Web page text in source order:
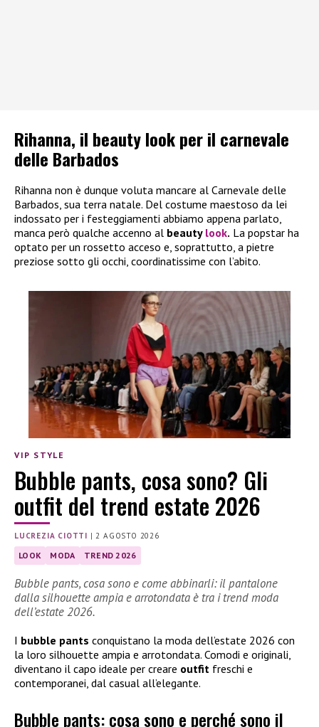
Rihanna, il beauty look per il carnevale
delle Barbados
Rihanna non è dunque voluta mancare al Carnevale delle
Barbados, sua terra natale. Del costume maestoso da lei
indossato per i festeggiamenti abbiamo appena parlato,
manca però qualche accenno al beauty look. La popstar ha
optato per un rossetto acceso e, soprattutto, a pietre
preziose sotto gli occhi, coordinatissime con l’abito.
VIP STYLE
Bubble pants, cosa sono? Gli
outfit del trend estate 2026
LUCREZIA CIOTTI | 2 AGOSTO 2026
LOOK MODA TREND 2026
Bubble pants, cosa sono e come abbinarli: il pantalone
dalla silhouette ampia e arrotondata è tra i trend moda
dell’estate 2026.
I bubble pants conquistano la moda dell’estate 2026 con
la loro silhouette ampia e arrotondata. Comodi e originali,
diventano il capo ideale per creare outfit freschi e
contemporanei, dal casual all’elegante.
Bubble pants: cosa sono e perché sono il